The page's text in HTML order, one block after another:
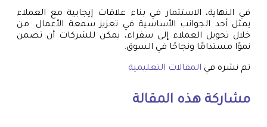
في النهاية، الاستثمار في بناء علاقات إيجابية مع العملاء
يمثل أحد الجوانب الأساسية في تعزيز سمعة الأعمال. من
خلال تحويل العملاء إلى سفراء، يمكن للشركات أن تضمن
نموًا مستدامًا ونجاحًا في السوق.
تم نشره في المقالات التعليمية
مشاركة هذه المقالة